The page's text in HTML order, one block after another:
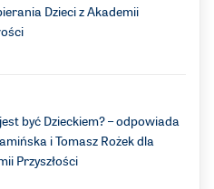
Dzieci z Akademii
być Dzieckiem? – odpowiada
i Tomasz Rożek dla
Przyszłości